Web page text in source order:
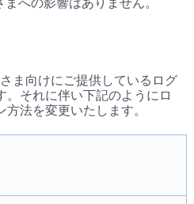
ま向けにご提供しているログ
。それに伴い下記のようにロ
法を変更いたします。